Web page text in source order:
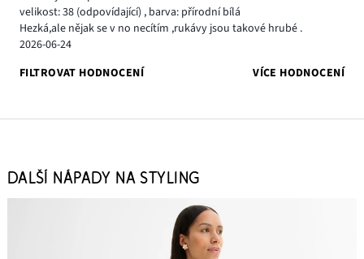
velikost: 38 (odpovídající) , barva: přírodní bílá
Hezká,ale nějak se v no necítím ,rukávy jsou takové hrubé .
2026-06-24
FILTROVAT HODNOCENÍ
VÍCE HODNOCENÍ
DALŠÍ NÁPADY NA STYLING